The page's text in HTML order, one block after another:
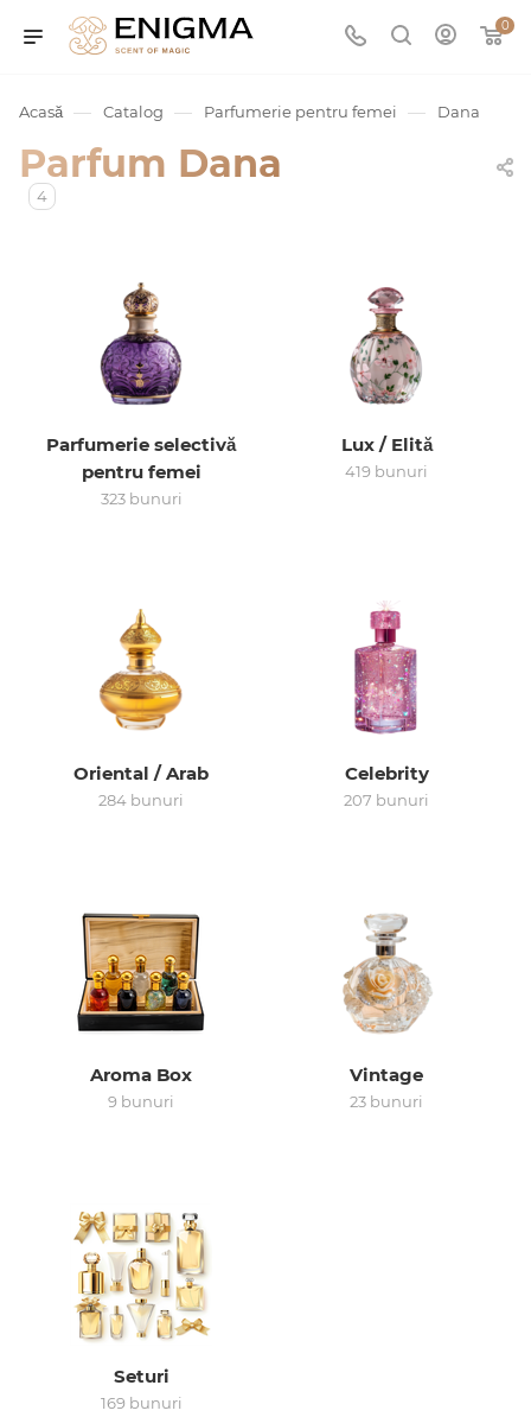
0
vândute
Acasă — Catalog — Parfumerie pentru femei — Dana
Parfum Dana
4
Parfumerie selectivă
pentru femei
323 bunuri
Lux / Elită
419 bunuri
Oriental / Arab
284 bunuri
Celebrity
207 bunuri
Aroma Box
9 bunuri
Vintage
23 bunuri
Seturi
169 bunuri